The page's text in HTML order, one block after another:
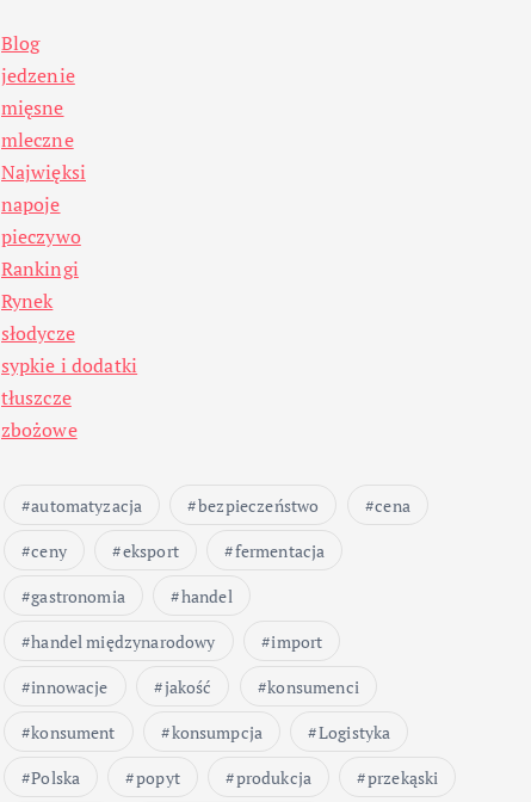
Blog
jedzenie
mięsne
mleczne
Najwięksi
napoje
pieczywo
Rankingi
Rynek
słodycze
sypkie i dodatki
tłuszcze
zbożowe
automatyzacja bezpieczeństwo
cena
ceny
eksport
fermentacja
gastronomia
handel
handel międzynarodowy
import
innowacje
jakość
konsumenci
konsument
konsumpcja
Logistyka
Polska
popyt produkcja
przekąski